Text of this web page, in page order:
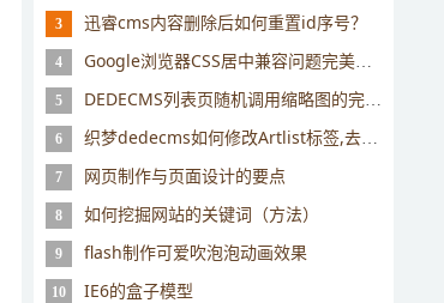
3 迅睿cms内容删除后如何重置id序号？
4 Google浏览器CSS居中兼容问题完美解决方法
5 DEDECMS列表页随机调用缩略图的完美解决办法
6 织梦dedecms如何修改Artlist标签,去掉table的解决方法
7 网页制作与页面设计的要点
8 如何挖掘网站的关键词（方法）
9 flash制作可爱吹泡泡动画效果
10 IE6的盒子模型